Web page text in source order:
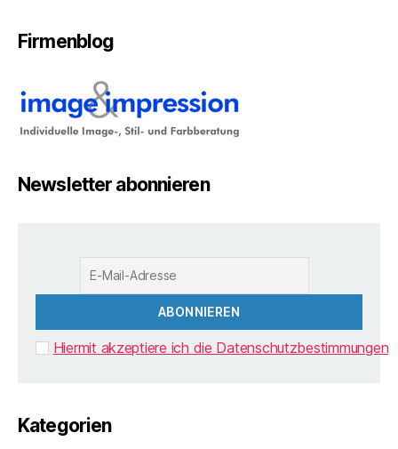
Firmenblog
Newsletter abonnieren
Hiermit akzeptiere ich die Datenschutzbestimmungen
Kategorien